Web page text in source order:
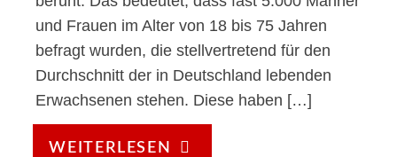
und Frauen im Alter von 18 bis 75 Jahren
befragt wurden, die stellvertretend für den
Durchschnitt der in Deutschland lebenden
Erwachsenen stehen. Diese haben […]
WEITERLESEN